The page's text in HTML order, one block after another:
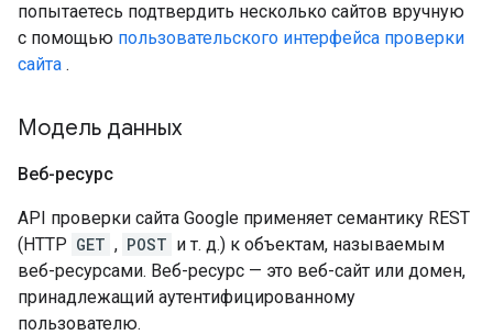
попытаетесь подтвердить несколько сайтов вручную
с помощью пользовательского интерфейса проверки
сайта .
Модель данных
Веб-ресурс
API проверки сайта Google применяет семантику REST
(HTTP GET , POST и т. д.) к объектам, называемым
веб-ресурсами. Веб-ресурс — это веб-сайт или домен,
принадлежащий аутентифицированному
пользователю.